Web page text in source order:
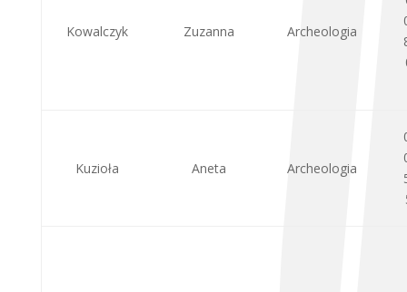
Kowalczyk Zuzanna Archeologia
Kuzioła Aneta Archeologia